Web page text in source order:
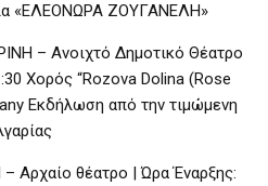
«ΕΛΕΟΝΩΡΑ ΖΟΥΓΑΝΕΛΗ»
– Ανοιχτό Δημοτικό Θέατρο
Χορός “Rozova Dolina (Rose
Εκδήλωση από την τιμώμενη
Αρχαίο θέατρο | Ώρα Έναρξης: